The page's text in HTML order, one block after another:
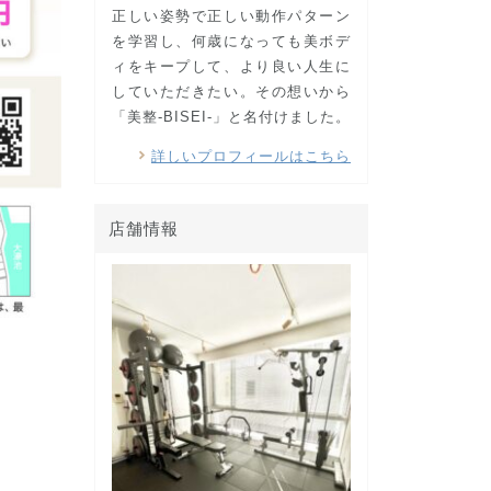
正しい姿勢で正しい動作パターン
を学習し、何歳になっても美ボデ
ィをキープして、より良い人生に
していただきたい。その想いから
「美整-BISEI-」と名付けました。
詳しいプロフィールはこちら
店舗情報